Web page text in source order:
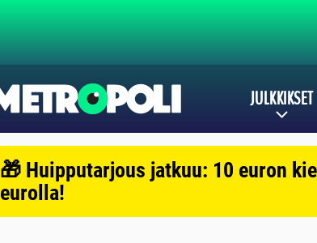
JULKKIKSET
🎁 Huipputarjous jatkuu: 10 euron
eurolla!